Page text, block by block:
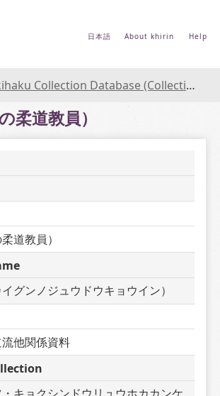
日本語 About khirin Help
Collection Database (Collections Database of the National Museum of Japanese History)
柔道教員）
道教員）
グンノジュウドウキョウイン）
他関係資料